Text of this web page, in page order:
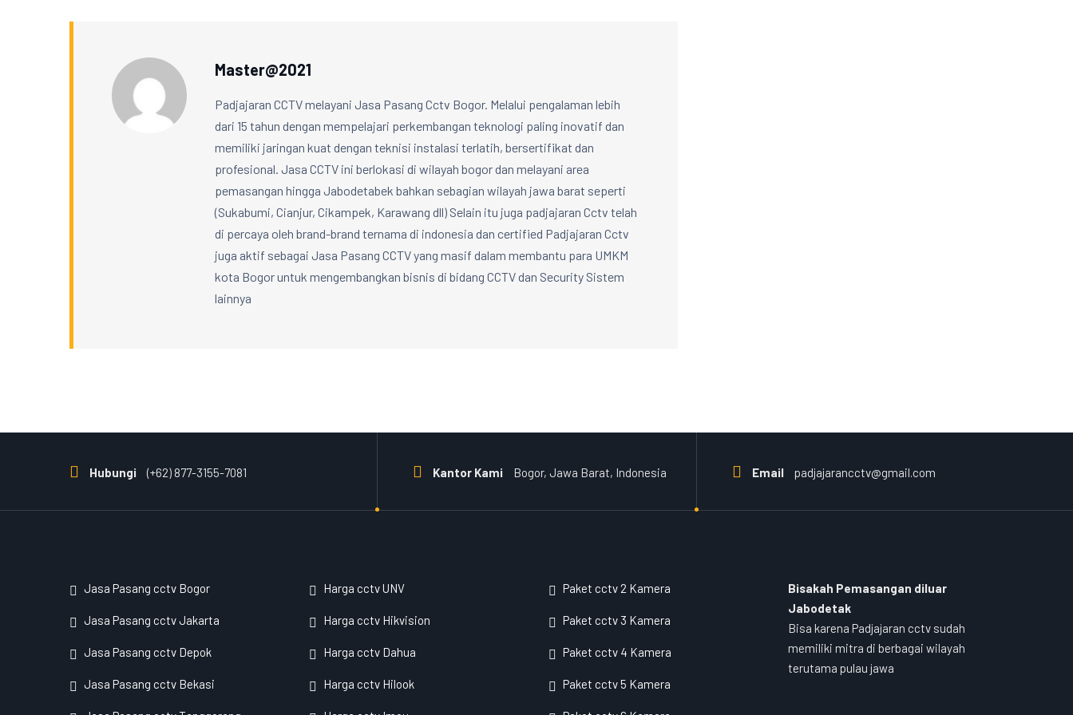
Master@2021
Padjajaran CCTV melayani Jasa Pasang Cctv Bogor. Melalui pengalaman lebih
dari 15 tahun dengan mempelajari perkembangan teknologi paling inovatif dan
memiliki jaringan kuat dengan teknisi instalasi terlatih, bersertifikat dan
profesional. Jasa CCTV ini berlokasi di wilayah bogor dan melayani area
pemasangan hingga Jabodetabek bahkan sebagian wilayah jawa barat seperti
(Sukabumi, Cianjur, Cikampek, Karawang dll) Selain itu juga padjajaran Cctv telah
di percaya oleh brand-brand ternama di indonesia dan certified Padjajaran Cctv
juga aktif sebagai Jasa Pasang CCTV yang masif dalam membantu para UMKM
kota Bogor untuk mengembangkan bisnis di bidang CCTV dan Security Sistem
lainnya
Hubungi (+62) 877-3155-7081 Kantor Kami Bogor, Jawa Barat, Indonesia Email padjajarancctv@gmail.com
Jasa Pasang cctv Bogor
Jasa Pasang cctv Jakarta
Jasa Pasang cctv Depok
Jasa Pasang cctv Bekasi
Harga cctv UNV
Harga cctv Hikvision
Harga cctv Dahua
Harga cctv Hilook
Paket cctv 2 Kamera
Paket cctv 3 Kamera
Paket cctv 4 Kamera
Paket cctv 5 Kamera
Bisakah Pemasangan diluar
Jabodetak
Bisa karena Padjajaran cctv sudah
memiliki mitra di berbagai wilayah
terutama pulau jawa